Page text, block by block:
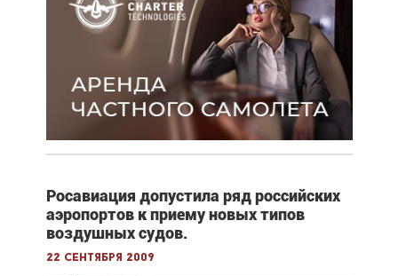
Росавиация допустила ряд российских
аэропортов к приему новых типов
воздушных судов.
22 сентября 2009